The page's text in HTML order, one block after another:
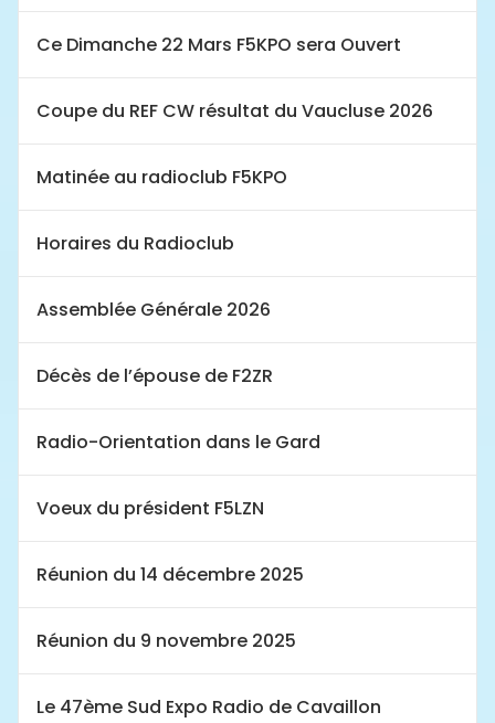
Ce Dimanche 22 Mars F5KPO sera Ouvert
Coupe du REF CW résultat du Vaucluse 2026
Matinée au radioclub F5KPO
Horaires du Radioclub
Assemblée Générale 2026
Décès de l’épouse de F2ZR
Radio-Orientation dans le Gard
Voeux du président F5LZN
Réunion du 14 décembre 2025
Réunion du 9 novembre 2025
Le 47ème Sud Expo Radio de Cavaillon